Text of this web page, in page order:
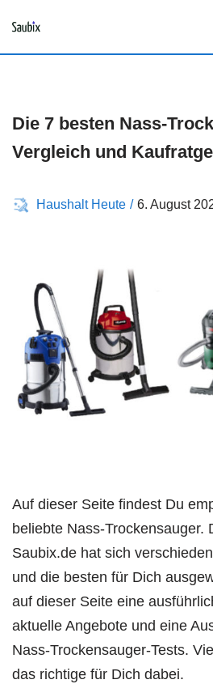
I
n
e
Die 7 besten Nass-
Vergleich und
Haushalt Heute 6. August
Auf dieser Seite findest Du
beliebte Nass-Trockensauger.
Saubix.de hat sich
und die besten für Dich
auf dieser Seite eine
aktuelle Angebote und eine
Nass-Trockensauger-Tests.
das richtige für Dich dabei.